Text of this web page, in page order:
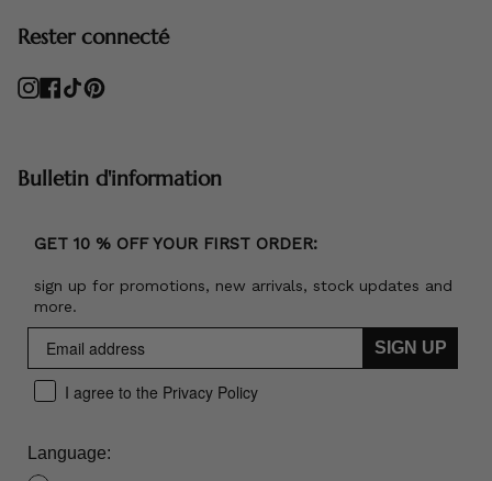
Rester connecté
Instagram
Facebook
TikTokPinterest
Bulletin d'information
GET 10 % OFF YOUR FIRST ORDER:
sign up for promotions, new arrivals, stock updates and
more.
SIGN UP
I agree to the Privacy Policy
Language: